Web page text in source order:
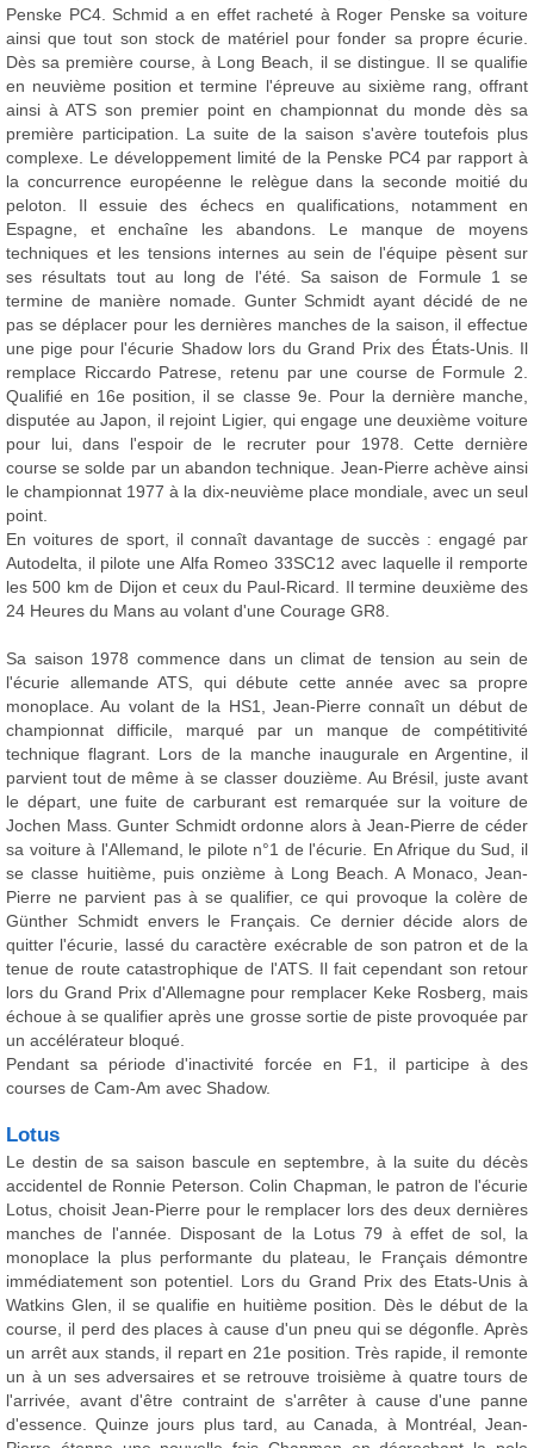
Penske PC4. Schmid a en effet racheté à Roger Penske sa voiture
ainsi que tout son stock de matériel pour fonder sa propre écurie.
Dès sa première course, à Long Beach, il se distingue. Il se qualifie
en neuvième position et termine l'épreuve au sixième rang, offrant
ainsi à ATS son premier point en championnat du monde dès sa
première participation. La suite de la saison s'avère toutefois plus
complexe. Le développement limité de la Penske PC4 par rapport à
la concurrence européenne le relègue dans la seconde moitié du
peloton. Il essuie des échecs en qualifications, notamment en
Espagne, et enchaîne les abandons. Le manque de moyens
techniques et les tensions internes au sein de l'équipe pèsent sur
ses résultats tout au long de l'été. Sa saison de Formule 1 se
termine de manière nomade. Gunter Schmidt ayant décidé de ne
pas se déplacer pour les dernières manches de la saison, il effectue
une pige pour l'écurie Shadow lors du Grand Prix des États-Unis. Il
remplace Riccardo Patrese, retenu par une course de Formule 2.
Qualifié en 16e position, il se classe 9e. Pour la dernière manche,
disputée au Japon, il rejoint Ligier, qui engage une deuxième voiture
pour lui, dans l'espoir de le recruter pour 1978. Cette dernière
course se solde par un abandon technique. Jean-Pierre achève ainsi
le championnat 1977 à la dix-neuvième place mondiale, avec un seul
point.
En voitures de sport, il connaît davantage de succès : engagé par
Autodelta, il pilote une Alfa Romeo 33SC12 avec laquelle il remporte
les 500 km de Dijon et ceux du Paul-Ricard. Il termine deuxième des
24 Heures du Mans au volant d'une Courage GR8.
Sa saison 1978 commence dans un climat de tension au sein de
l'écurie allemande ATS, qui débute cette année avec sa propre
monoplace. Au volant de la HS1, Jean-Pierre connaît un début de
championnat difficile, marqué par un manque de compétitivité
technique flagrant. Lors de la manche inaugurale en Argentine, il
parvient tout de même à se classer douzième. Au Brésil, juste avant
le départ, une fuite de carburant est remarquée sur la voiture de
Jochen Mass. Gunter Schmidt ordonne alors à Jean-Pierre de céder
sa voiture à l'Allemand, le pilote n°1 de l'écurie. En Afrique du Sud, il
se classe huitième, puis onzième à Long Beach. A Monaco, Jean-
Pierre ne parvient pas à se qualifier, ce qui provoque la colère de
Günther Schmidt envers le Français. Ce dernier décide alors de
quitter l'écurie, lassé du caractère exécrable de son patron et de la
tenue de route catastrophique de l'ATS. Il fait cependant son retour
lors du Grand Prix d'Allemagne pour remplacer Keke Rosberg, mais
échoue à se qualifier après une grosse sortie de piste provoquée par
un accélérateur bloqué.
Pendant sa période d'inactivité forcée en F1, il participe à des
courses de Cam-Am avec Shadow.
Lotus
Le destin de sa saison bascule en septembre, à la suite du décès
accidentel de Ronnie Peterson. Colin Chapman, le patron de l'écurie
Lotus, choisit Jean-Pierre pour le remplacer lors des deux dernières
manches de l'année. Disposant de la Lotus 79 à effet de sol, la
monoplace la plus performante du plateau, le Français démontre
immédiatement son potentiel. Lors du Grand Prix des Etats-Unis à
Watkins Glen, il se qualifie en huitième position. Dès le début de la
course, il perd des places à cause d'un pneu qui se dégonfle. Après
un arrêt aux stands, il repart en 21e position. Très rapide, il remonte
un à un ses adversaires et se retrouve troisième à quatre tours de
l'arrivée, avant d'être contraint de s'arrêter à cause d'une panne
d'essence. Quinze jours plus tard, au Canada, à Montréal, Jean-